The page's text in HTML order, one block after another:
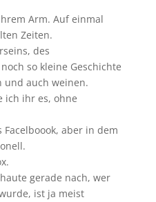
Arm. Auf einmal
Zeiten.
des
so kleine Geschichte
und auch weinen.
ich ihr es, ohne
aber in dem
gerade nach, wer
ist ja meist